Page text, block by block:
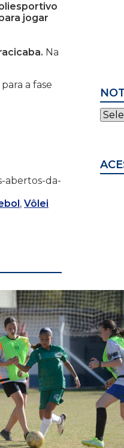
jogar
Na
a fase
abertos-da-
, Vôlei
por